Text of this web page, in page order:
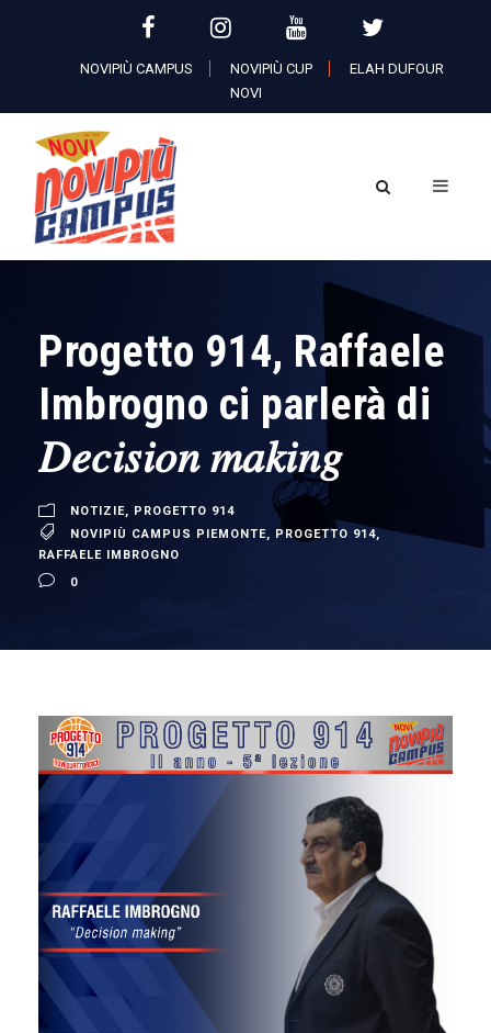
NOVIPIÙ CAMPUS NOVIPIÙ CUP
ELAH DUFOUR
NOVI
Progetto 914, Raffaele
Imbrogno ci parlerà di
𝐷𝑒𝑐𝑖𝑠𝑖𝑜𝑛 𝑚𝑎𝑘𝑖𝑛𝑔
NOTIZIE, PROGETTO 914
NOVIPIÙ CAMPUS PIEMONTE, PROGETTO 914,
RAFFAELE IMBROGNO
0